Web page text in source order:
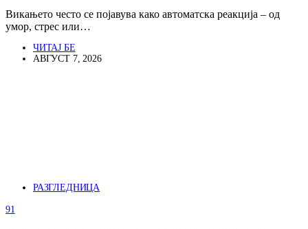
Викањето често се појавува како автоматска реакција – од
умор, стрес или…
ЧИТАЈ БЕ
АВГУСТ 7, 2026
РАЗГЛЕДНИЦА
91